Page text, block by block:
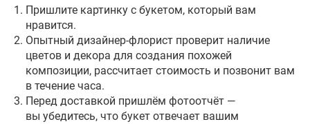
Пришлите картинку с букетом, который вам
нравится.
Опытный дизайнер-флорист проверит наличие
цветов и декора для создания похожей
композиции, рассчитает стоимость и позвонит вам
в течение часа.
Перед доставкой пришлём фотоотчёт —
вы убедитесь, что букет отвечает вашим